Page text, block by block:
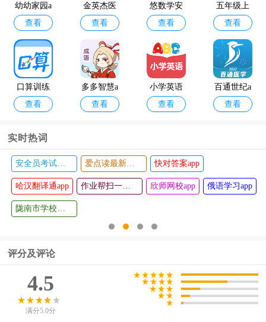
幼幼家园a
pp
查看
金英杰医
学app
查看
悠数学安
卓版
查看
五年级上
册英语点
读软件
查看
口算训练
师app
查看
多多智慧a
pp
查看
小学英语
通app
查看
百通世纪a
pp
查看
词根词缀
记忆字典a
pp
查看
摩托车驾
考一点通
查看
实时热词
快对答案app
哈汉翻译通app 欣师网校app 俄语学习app
评分及评论
4.5
满分5.0分